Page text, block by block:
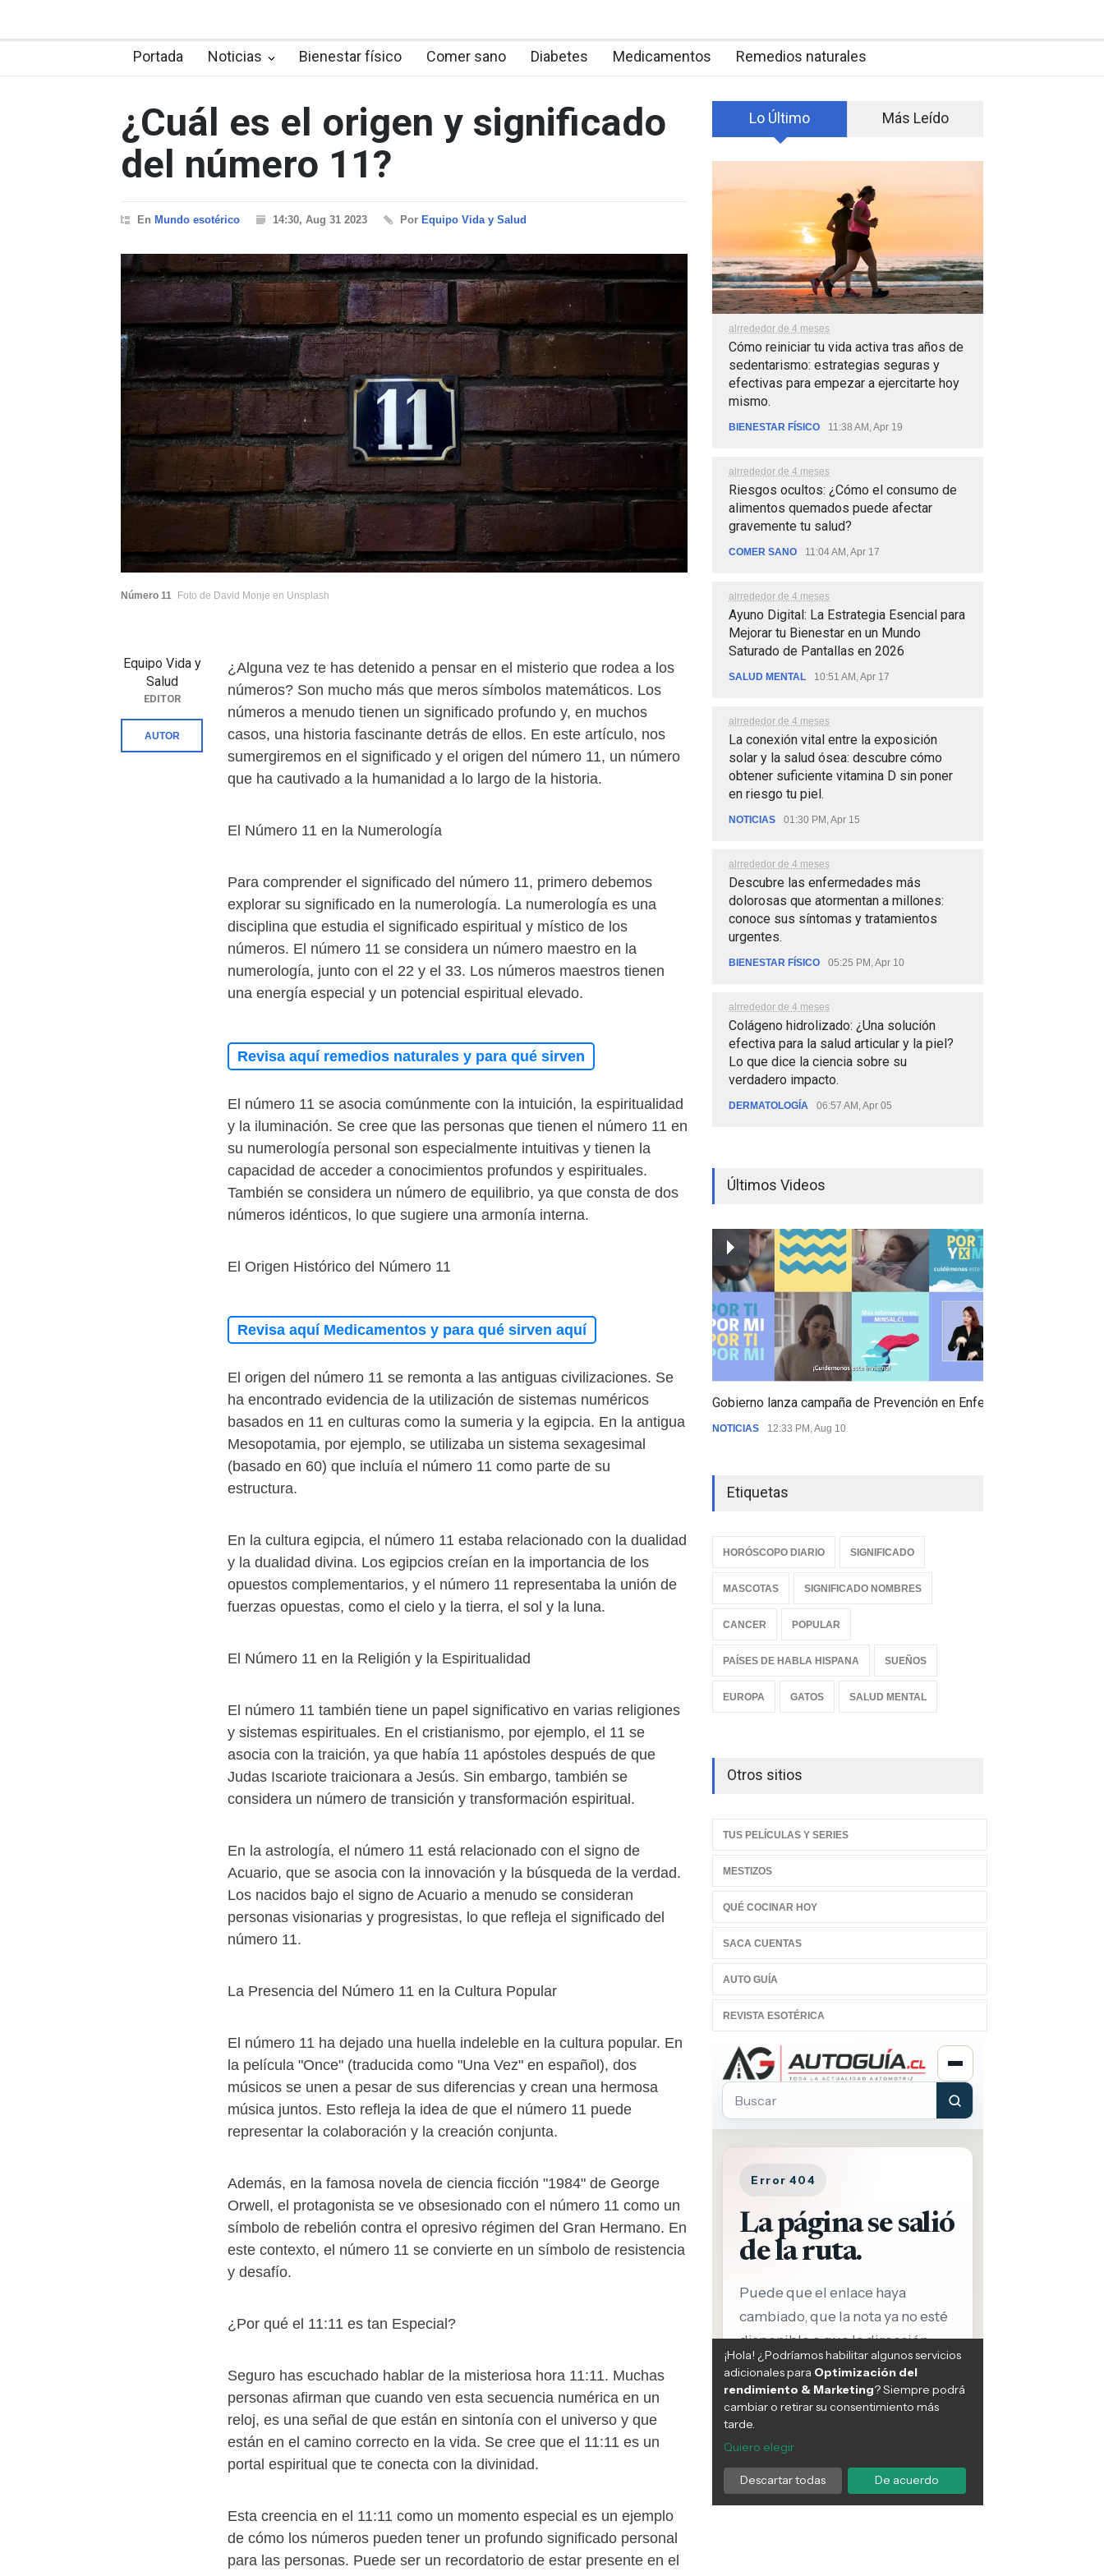
Portada Noticias Bienestar físico Comer sano Diabetes Medicamentos Remedios naturales
¿Cuál es el origen y significado
del número 11?
En Mundo esotérico 14:30, Aug 31 2023 Por Equipo Vida y Salud
Número 11 Foto de David Monje en Unsplash
¿Alguna vez te has detenido a pensar en el misterio que rodea a los
números? Son mucho más que meros símbolos matemáticos. Los
números a menudo tienen un significado profundo y, en muchos
casos, una historia fascinante detrás de ellos. En este artículo, nos
sumergiremos en el significado y el origen del número 11, un número
que ha cautivado a la humanidad a lo largo de la historia.
El Número 11 en la Numerología
Para comprender el significado del número 11, primero debemos
explorar su significado en la numerología. La numerología es una
disciplina que estudia el significado espiritual y místico de los
números. El número 11 se considera un número maestro en la
numerología, junto con el 22 y el 33. Los números maestros tienen
una energía especial y un potencial espiritual elevado.
Revisa aquí remedios naturales y para qué sirven
El número 11 se asocia comúnmente con la intuición, la espiritualidad
y la iluminación. Se cree que las personas que tienen el número 11 en
su numerología personal son especialmente intuitivas y tienen la
capacidad de acceder a conocimientos profundos y espirituales.
También se considera un número de equilibrio, ya que consta de dos
números idénticos, lo que sugiere una armonía interna.
El Origen Histórico del Número 11
Revisa aquí Medicamentos y para qué sirven aquí
El origen del número 11 se remonta a las antiguas civilizaciones. Se
ha encontrado evidencia de la utilización de sistemas numéricos
basados en 11 en culturas como la sumeria y la egipcia. En la antigua
Mesopotamia, por ejemplo, se utilizaba un sistema sexagesimal
(basado en 60) que incluía el número 11 como parte de su
estructura.
En la cultura egipcia, el número 11 estaba relacionado con la dualidad
y la dualidad divina. Los egipcios creían en la importancia de los
opuestos complementarios, y el número 11 representaba la unión de
fuerzas opuestas, como el cielo y la tierra, el sol y la luna.
El Número 11 en la Religión y la Espiritualidad
El número 11 también tiene un papel significativo en varias religiones
y sistemas espirituales. En el cristianismo, por ejemplo, el 11 se
asocia con la traición, ya que había 11 apóstoles después de que
Judas Iscariote traicionara a Jesús. Sin embargo, también se
considera un número de transición y transformación espiritual.
En la astrología, el número 11 está relacionado con el signo de
Acuario, que se asocia con la innovación y la búsqueda de la verdad.
Los nacidos bajo el signo de Acuario a menudo se consideran
personas visionarias y progresistas, lo que refleja el significado del
número 11.
La Presencia del Número 11 en la Cultura Popular
El número 11 ha dejado una huella indeleble en la cultura popular. En
la película "Once" (traducida como "Una Vez" en español), dos
músicos se unen a pesar de sus diferencias y crean una hermosa
música juntos. Esto refleja la idea de que el número 11 puede
representar la colaboración y la creación conjunta.
Además, en la famosa novela de ciencia ficción "1984" de George
Orwell, el protagonista se ve obsesionado con el número 11 como un
símbolo de rebelión contra el opresivo régimen del Gran Hermano. En
este contexto, el número 11 se convierte en un símbolo de resistencia
y desafío.
¿Por qué el 11:11 es tan Especial?
Seguro has escuchado hablar de la misteriosa hora 11:11. Muchas
personas afirman que cuando ven esta secuencia numérica en un
reloj, es una señal de que están en sintonía con el universo y que
están en el camino correcto en la vida. Se cree que el 11:11 es un
portal espiritual que te conecta con la divinidad.
Esta creencia en el 11:11 como un momento especial es un ejemplo
de cómo los números pueden tener un profundo significado personal
para las personas. Puede ser un recordatorio de estar presente en el
Equipo Vida y
Salud
EDITOR
AUTOR
Lo Último Más Leído
alrrededor de 4 meses
Cómo reiniciar tu vida activa tras años de
sedentarismo: estrategias seguras y
efectivas para empezar a ejercitarte hoy
mismo.
BIENESTAR FÍSICO 11:38 AM, Apr 19
alrrededor de 4 meses
Riesgos ocultos: ¿Cómo el consumo de
alimentos quemados puede afectar
gravemente tu salud?
COMER SANO 11:04 AM, Apr 17
alrrededor de 4 meses
Ayuno Digital: La Estrategia Esencial para
Mejorar tu Bienestar en un Mundo
Saturado de Pantallas en 2026
SALUD MENTAL 10:51 AM, Apr 17
alrrededor de 4 meses
La conexión vital entre la exposición
solar y la salud ósea: descubre cómo
obtener suficiente vitamina D sin poner
en riesgo tu piel.
NOTICIAS 01:30 PM, Apr 15
alrrededor de 4 meses
Descubre las enfermedades más
dolorosas que atormentan a millones:
conoce sus síntomas y tratamientos
urgentes.
BIENESTAR FÍSICO 05:25 PM, Apr 10
alrrededor de 4 meses
Colágeno hidrolizado: ¿Una solución
efectiva para la salud articular y la piel?
Lo que dice la ciencia sobre su
verdadero impacto.
DERMATOLOGÍA 06:57 AM, Apr 05
Últimos Videos
Gobierno lanza campaña de Prevención en Enfermedades
NOTICIAS 12:33 PM, Aug 10
Etiquetas
HORÓSCOPO DIARIO SIGNIFICADO
MASCOTAS SIGNIFICADO NOMBRES
CANCER POPULAR
PAÍSES DE HABLA HISPANA SUEÑOS
EUROPA GATOS SALUD MENTAL
Otros sitios
TUS PELÍCULAS Y SERIES
MESTIZOS
QUÉ COCINAR HOY
SACA CUENTAS
AUTO GUÍA
REVISTA ESOTÉRICA